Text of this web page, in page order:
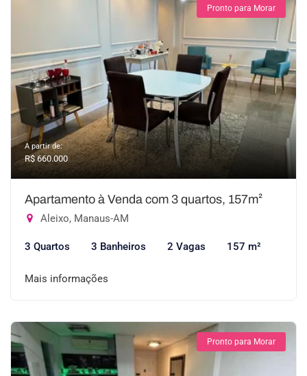
Pronto para Morar
A partir de:
R$ 660.000
Apartamento à Venda com 3 quartos, 157m²
Aleixo, Manaus-AM
3 Quartos 3 Banheiros 2 Vagas 157 m²
Mais informações
Pronto para Morar